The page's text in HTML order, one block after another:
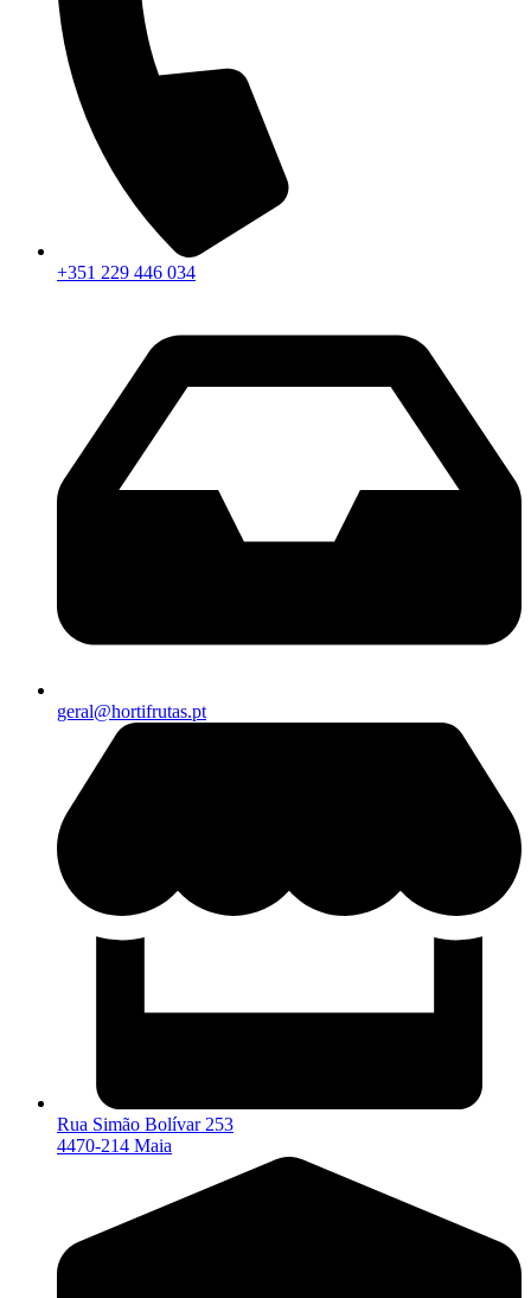
+351 229 446 034
geral@hortifrutas.pt
Rua Simão Bolívar 253
4470-214 Maia